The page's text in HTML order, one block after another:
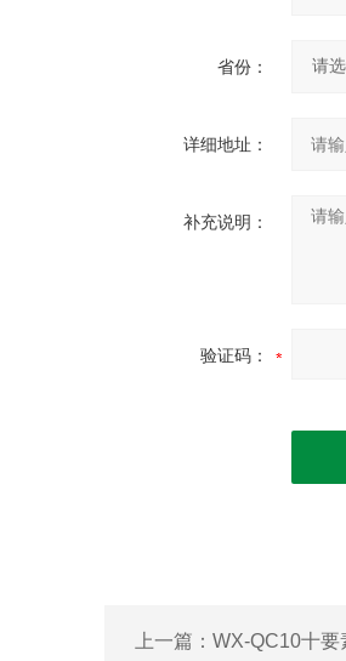
省份：
详细地址：
补充说明：
验证码：
上一篇： WX-QC10十要